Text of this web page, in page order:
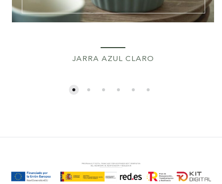
JARRA AZUL CLARO